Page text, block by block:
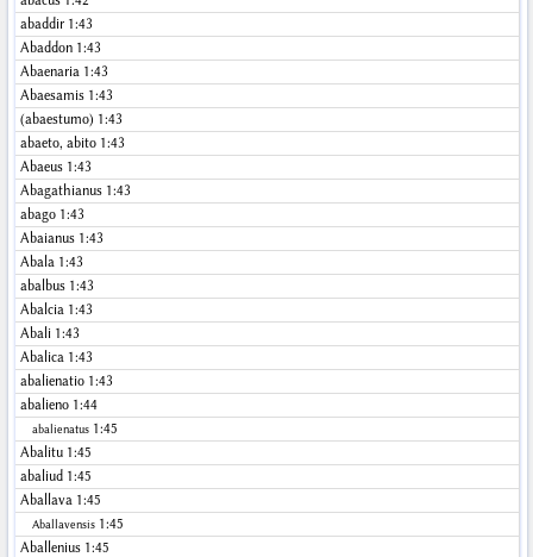
abaddir 1:43
Abaddon 1:43
Abaenaria 1:43
Abaesamis 1:43
(abaestumo) 1:43
abaeto, abito 1:43
Abaeus 1:43
Abagathianus 1:43
abago 1:43
Abaianus 1:43
Abala 1:43
abalbus 1:43
Abalcia 1:43
Abali 1:43
Abalica 1:43
abalienatio 1:43
abalieno 1:44
abalienatus 1:45
Abalitu 1:45
abaliud 1:45
Aballava 1:45
Aballavensis 1:45
Aballenius 1:45